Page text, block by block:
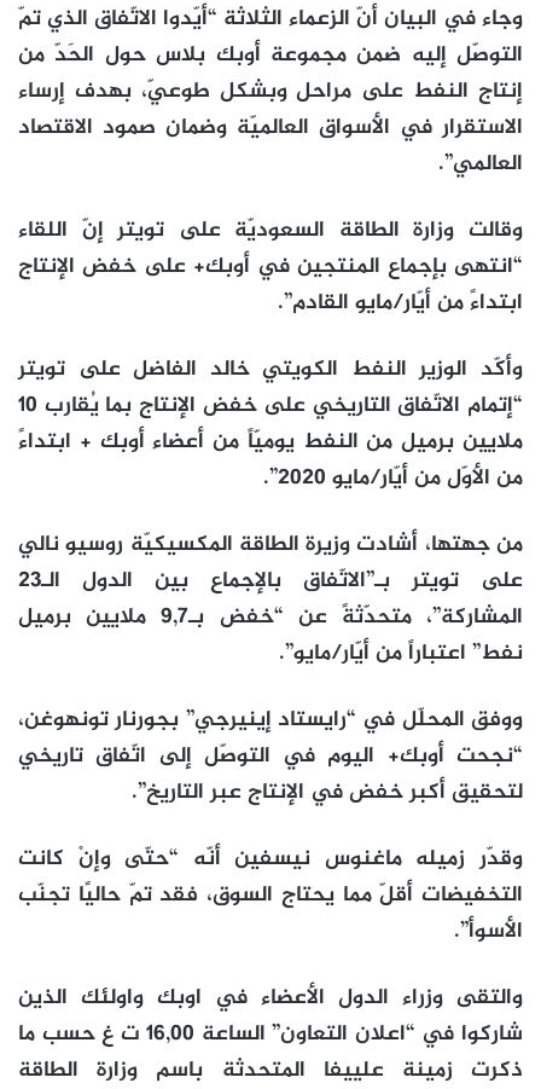
وجاء في البيان أنّ الزعماء الثلاثة “أيّدوا الاتّفاق الذي تمّ
التوصّل إليه ضمن مجموعة أوبك بلاس حول الحَدّ من
إنتاج النفط على مراحل وبشكل طوعيّ، بهدف إرساء
الاستقرار في الأسواق العالميّة وضمان صمود الاقتصاد
العالمي”.
وقالت وزارة الطاقة السعوديّة على تويتر إنّ اللقاء
“انتهى بإجماع المنتجين في أوبك+ على خفض الإنتاج
ابتداءً من أيّار/مايو القادم”.
وأكّد الوزير النفط الكويتي خالد الفاضل على تويتر
“إتمام الاتّفاق التاريخي على خفض الإنتاج بما يُقارب 10
ملايين برميل من النفط يوميّاً من أعضاء أوبك + ابتداءً
من الأوّل من أيّار/مايو 2020”.
من جهتها، أشادت وزيرة الطاقة المكسيكيّة روسيو نالي
على تويتر بـ”الاتّفاق بالإجماع بين الدول الـ23
المشاركة”، متحدّثةً عن “خفض بـ9,7 ملايين برميل
نفط” اعتباراً من أيّار/مايو”.
ووفق المحلّل في “رايستاد إينيرجي” بجورنار تونهوغن،
“نجحت أوبك+ اليوم في التوصّل إلى اتّفاق تاريخي
لتحقيق أكبر خفض في الإنتاج عبر التاريخ”.
وقدّر زميله ماغنوس نيسفين أنّه “حتّى وإنْ كانت
التخفيضات أقلّ مما يحتاج السوق، فقد تمّ حاليًا تجنّب
الأسوأ”.
والتقى وزراء الدول الأعضاء في اوبك واولئك الذين
شاركوا في “اعلان التعاون” الساعة 16,00 ت غ حسب ما
ذكرت زمينة علييفا المتحدثة باسم وزارة الطاقة